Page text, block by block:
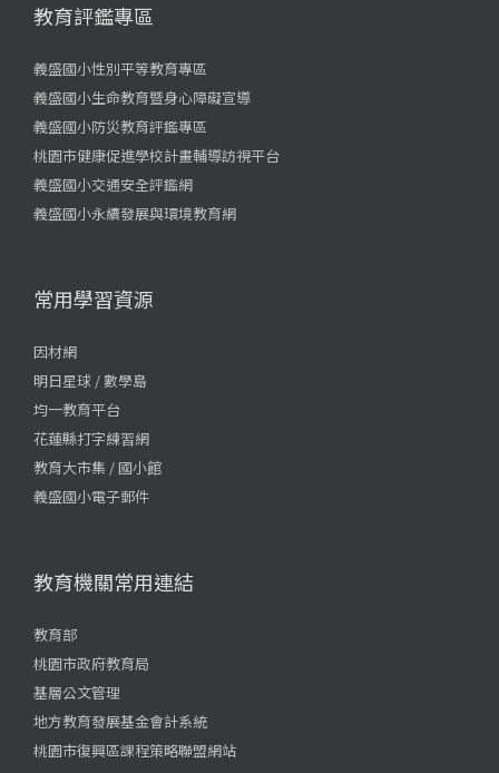
教育評鑑專區
義盛國小性別平等教育專區
義盛國小生命教育暨身心障礙宣導
義盛國小防災教育評鑑專區
桃園市健康促進學校計畫輔導訪視平台
義盛國小交通安全評鑑網
義盛國小永續發展與環境教育網
常用學習資源
因材網
明日星球 / 數學島
均一教育平台
花蓮縣打字練習網
教育大市集 / 國小館
義盛國小電子郵件
教育機關常用連結
教育部
桃園市政府教育局
基層公文管理
地方教育發展基金會計系統
桃園市復興區課程策略聯盟網站